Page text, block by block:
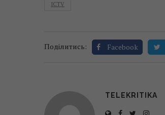
ICTV
Поділитись: Facebook
TELEKRITIKA